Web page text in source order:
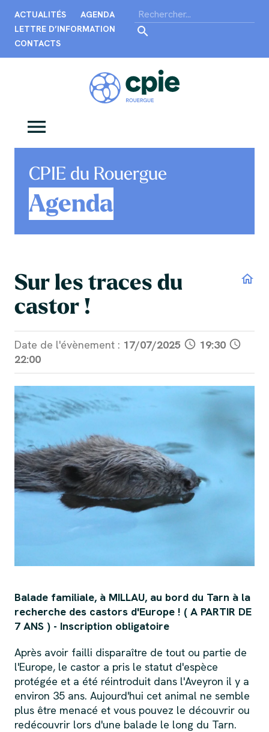
ACTUALITÉS
AGENDA
LETTRE D’INFORMATION
CONTACTS
CPIE du Rouergue
Agenda
home
Sur les traces du
castor !
Date de l'évènement : 17/07/2025 schedule 19:30 schedule
22:00
Balade familiale, à MILLAU, au bord du Tarn à la
recherche des castors d'Europe ! ( A PARTIR DE
7 ANS ) - Inscription obligatoire
Après avoir failli disparaître de tout ou partie de
l'Europe, le castor a pris le statut d'espèce
protégée et a été réintroduit dans l'Aveyron il y a
environ 35 ans. Aujourd'hui cet animal ne semble
plus être menacé et vous pouvez le découvrir ou
redécouvrir lors d'une balade le long du Tarn.